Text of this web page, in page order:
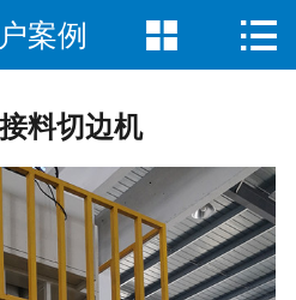
首页
产品展示
售后服务
案例  
料切边机